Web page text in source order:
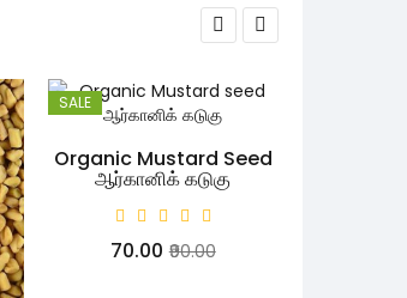
SALE
Organic Mustard Seed
ஆர்கானிக் கடுகு
₹70.00 ₹90.00